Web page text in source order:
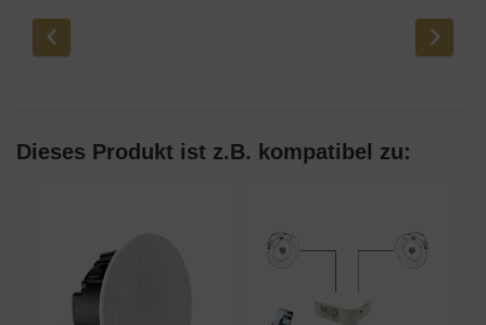
‹ ›
Dieses Produkt ist z.B. kompatibel zu: